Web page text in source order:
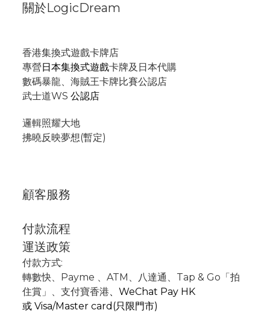
關於LogicDream
香港集換式遊戲卡牌店
專營日本集換式遊戲卡牌及日本代購
數碼暴龍、海賊王卡牌比賽公認店
武士道WS 公認店
邏輯照耀大地
拂曉反映夢想(暫定)
顧客服務
付款流程
運送政策
付款方式:
轉數快、Payme 、 ATM 、
八達通、Tap & Go「拍
住賞」 、支付寶香港、 WeChat Pay HK
或 Visa/Master card(只限門市)